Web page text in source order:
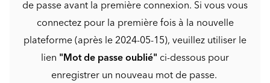
de passe avant la première connexion. Si vous vous
connectez pour la première fois à la nouvelle
plateforme (après le 2024-05-15), veuillez utiliser le
lien "Mot de passe oublié" ci-dessous pour
enregistrer un nouveau mot de passe.